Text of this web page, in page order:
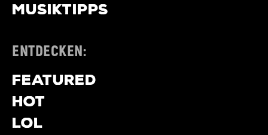
MUSIKTIPPS
ENTDECKEN:
FEATURED
HOT
LOL